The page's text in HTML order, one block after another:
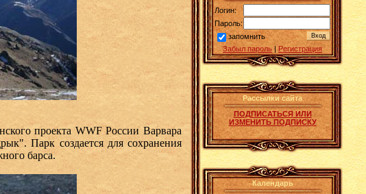
проекта WWF России Варвара
Парк создается для сохранения
барса.
Логин:
Пароль:
запомнить
Забыл пароль | Регистрация
Рассылки сайта
ПОДПИСАТЬСЯ ИЛИ
ИЗМЕНИТЬ ПОДПИСКУ
Календарь